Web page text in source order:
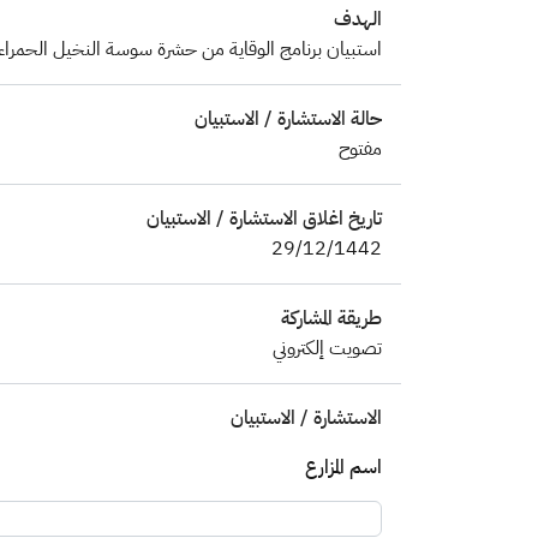
الهدف
استبيان برنامج الوقاية من حشرة سوسة النخيل
حالة الاستشارة / الاستبيان
مفتوح
تاريخ اغلاق الاستشارة / الاستبيان
29/12/1442
طريقة المشاركة
تصويت إلكتروني
الاستشارة / الاستبيان
اسم المزارع